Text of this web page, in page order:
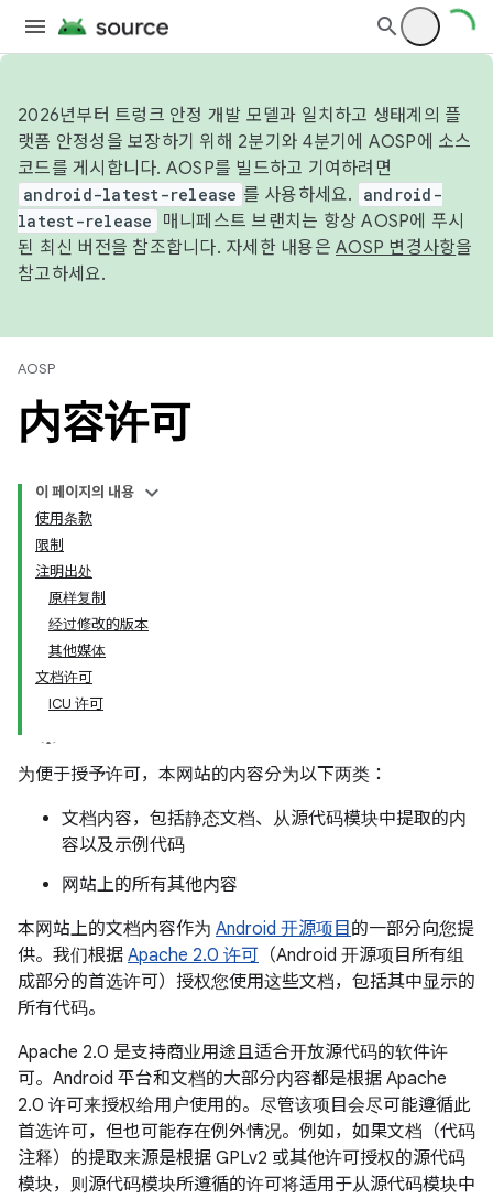
2026년부터 트렁크 안정 개발 모델과 일치하고 생태계의 플
랫폼 안정성을 보장하기 위해 2분기와 4분기에 AOSP에 소스
코드를 게시합니다. AOSP를 빌드하고 기여하려면
android-latest-release 를 사용하세요.
android-
latest-release
매니페스트 브랜치는 항상 AOSP에 푸시
된 최신 버전을 참조합니다. 자세한 내용은 AOSP 변경사항을
참고하세요.
AOSP
内容许可
이 페이지의 내용
使用条款
限制
注明出处
原样复制
经过修改的版本
其他媒体
文档许可
ICU 许可
为便于授予许可，本网站的内容分为以下两类：
文档内容，包括静态文档、从源代码模块中提取的内
容以及示例代码
网站上的所有其他内容
本网站上的文档内容作为 Android 开源项目 的一部分向您提
供。我们根据 Apache 2.0 许可 （Android 开源项目所有组
成部分的首选许可）授权您使用这些文档，包括其中显示的
所有代码。
Apache 2.0 是支持商业用途且适合开放源代码的软件许
可。Android 平台和文档的大部分内容都是根据 Apache
2.0 许可来授权给用户使用的。尽管该项目会尽可能遵循此
首选许可，但也可能存在例外情况。例如，如果文档（代码
注释）的提取来源是根据 GPLv2 或其他许可授权的源代码
模块，则源代码模块所遵循的许可将适用于从源代码模块中